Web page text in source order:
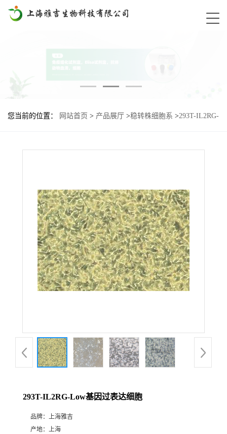
您当前的位置： 网站首页 > 产品展厅 >稳转株细胞系 >293T-IL2RG-
293T-IL2RG-Low基因过表达细胞
品牌： 上海雅吉
产地： 上海